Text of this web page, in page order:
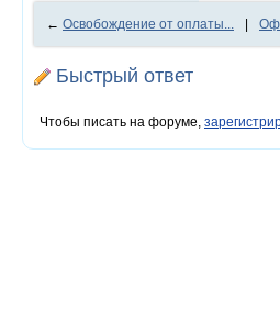
← Освобождение от оплаты...
Быстрый ответ
Чтобы писать на форуме,